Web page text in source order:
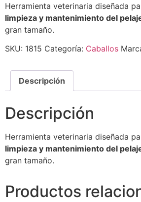
Herramienta veterinaria diseñada
limpieza y mantenimiento del
gran tamaño.
SKU: 1815 Categoría: Caballos
Descripción
Descripción
Herramienta veterinaria diseñada
limpieza y mantenimiento del
gran tamaño.
Productos